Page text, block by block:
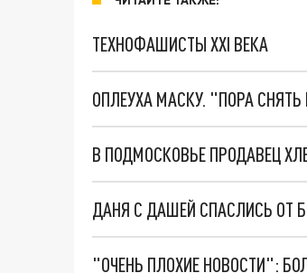
ТЕХНОФАШИСТЫ XXI ВЕКА
ОПЛЕУХА МАСКУ. "ПОРА СНЯТЬ
В ПОДМОСКОВЬЕ ПРОДАВЕЦ
ДАНЯ С ДАШЕЙ СПАСЛИСЬ ОТ